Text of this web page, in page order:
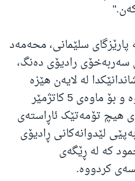
پارێزگای سلێمانی، محه‌مه‌د
رادیۆی ده‌نگ،
له‌ لایه‌ن هێزه‌
ئه‌منییه‌کانه‌وه‌ ده‌ستگیرکراوه‌ و بۆ ماوه‌ی 5 کاتژمێر
هیچ تۆمه‌تێک ئاڕاستەی
لێدوانەکانی ڕادیۆی
کە لە ڕێگەی